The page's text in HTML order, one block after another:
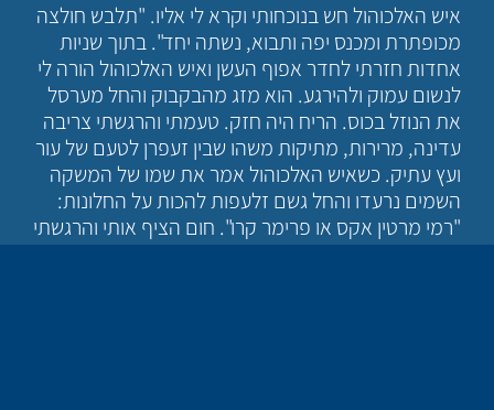
איש האלכוהול חש בנוכחותי וקרא לי אליו. "תלבש חולצה
מכופתרת ומכנס יפה ותבוא, נשתה יחד". בתוך שניות
אחדות חזרתי לחדר אפוף העשן ואיש האלכוהול הורה לי
לנשום עמוק ולהירגע. הוא מזג מהבקבוק והחל מערסל
את הנוזל בכוס. הריח היה חזק. טעמתי והרגשתי צריבה
עדינה, מרירות, מתיקות משהו שבין זעפרן לטעם של עור
ועץ עתיק. כשאיש האלכוהול אמר את שמו של המשקה
השמים נרעדו והחל גשם זלעפות להכות על החלונות:
"רמי מרטין אקס או פרימר קרו". חום הציף אותי והרגשתי
איך רגליי נעשות קלות יותר וכמעט מתרוממות מהקרקע.